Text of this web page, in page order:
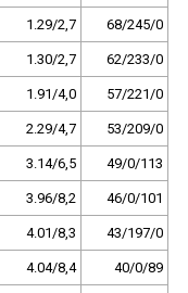
1.29/2,7 68/245/0
1.30/2,7 62/233/0
1.91/4,0 57/221/0
2.29/4,7 53/209/0
3.14/6,5 49/0/113
3.96/8,2 46/0/101
4.01/8,3 43/197/0
4.04/8,4 40/0/89